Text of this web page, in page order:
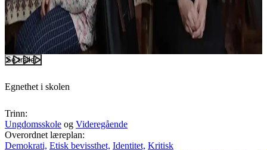
Se trailer
Egnethet i skolen
Trinn:
Ungdomsskole og Videregående
Overordnet læreplan:
Demokrati, Etisk bevissthet, Identitet, Kritisk